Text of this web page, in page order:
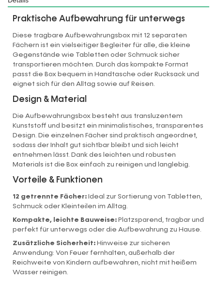
Praktische Aufbewahrung für unterwegs
Diese tragbare Aufbewahrungsbox mit 12 separaten
Fächern ist ein vielseitiger Begleiter für alle, die kleine
Gegenstände wie Tabletten oder Schmuck sicher
transportieren möchten. Durch das kompakte Format
passt die Box bequem in Handtasche oder Rucksack und
eignet sich für den Alltag sowie auf Reisen.
Design & Material
Die Aufbewahrungsbox besteht aus transluzentem
Kunststoff und besitzt ein minimalistisches, transparentes
Design. Die einzelnen Fächer sind praktisch angeordnet,
sodass der Inhalt gut sichtbar bleibt und sich leicht
entnehmen lässt. Dank des leichten und robusten
Materials ist die Box einfach zu reinigen und langlebig.
Vorteile & Funktionen
12 getrennte Fächer: Ideal zur Sortierung von Tabletten,
Schmuck oder Kleinteilen im Alltag.
Kompakte, leichte Bauweise: Platzsparend, tragbar und
perfekt für unterwegs oder die Aufbewahrung zu Hause.
Zusätzliche Sicherheit: Hinweise zur sicheren
Anwendung: Von Feuer fernhalten, außerhalb der
Reichweite von Kindern aufbewahren, nicht mit heißem
Wasser reinigen.